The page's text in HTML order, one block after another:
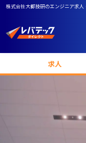
株式会社大都技研のエンジニア求
求人